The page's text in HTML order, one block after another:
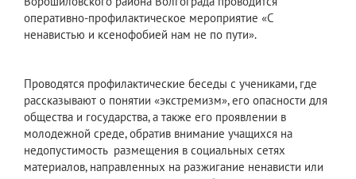
оперативно-профилактическое мероприятие «С
ненавистью и ксенофобией нам не по пути».
Проводятся профилактические беседы с учениками, где
рассказывают о понятии «экстремизм», его опасности для
общества и государства, а также его проявлении в
молодежной среде, обратив внимание учащихся на
недопустимость размещения в социальных сетях
материалов, направленных на разжигание ненависти или